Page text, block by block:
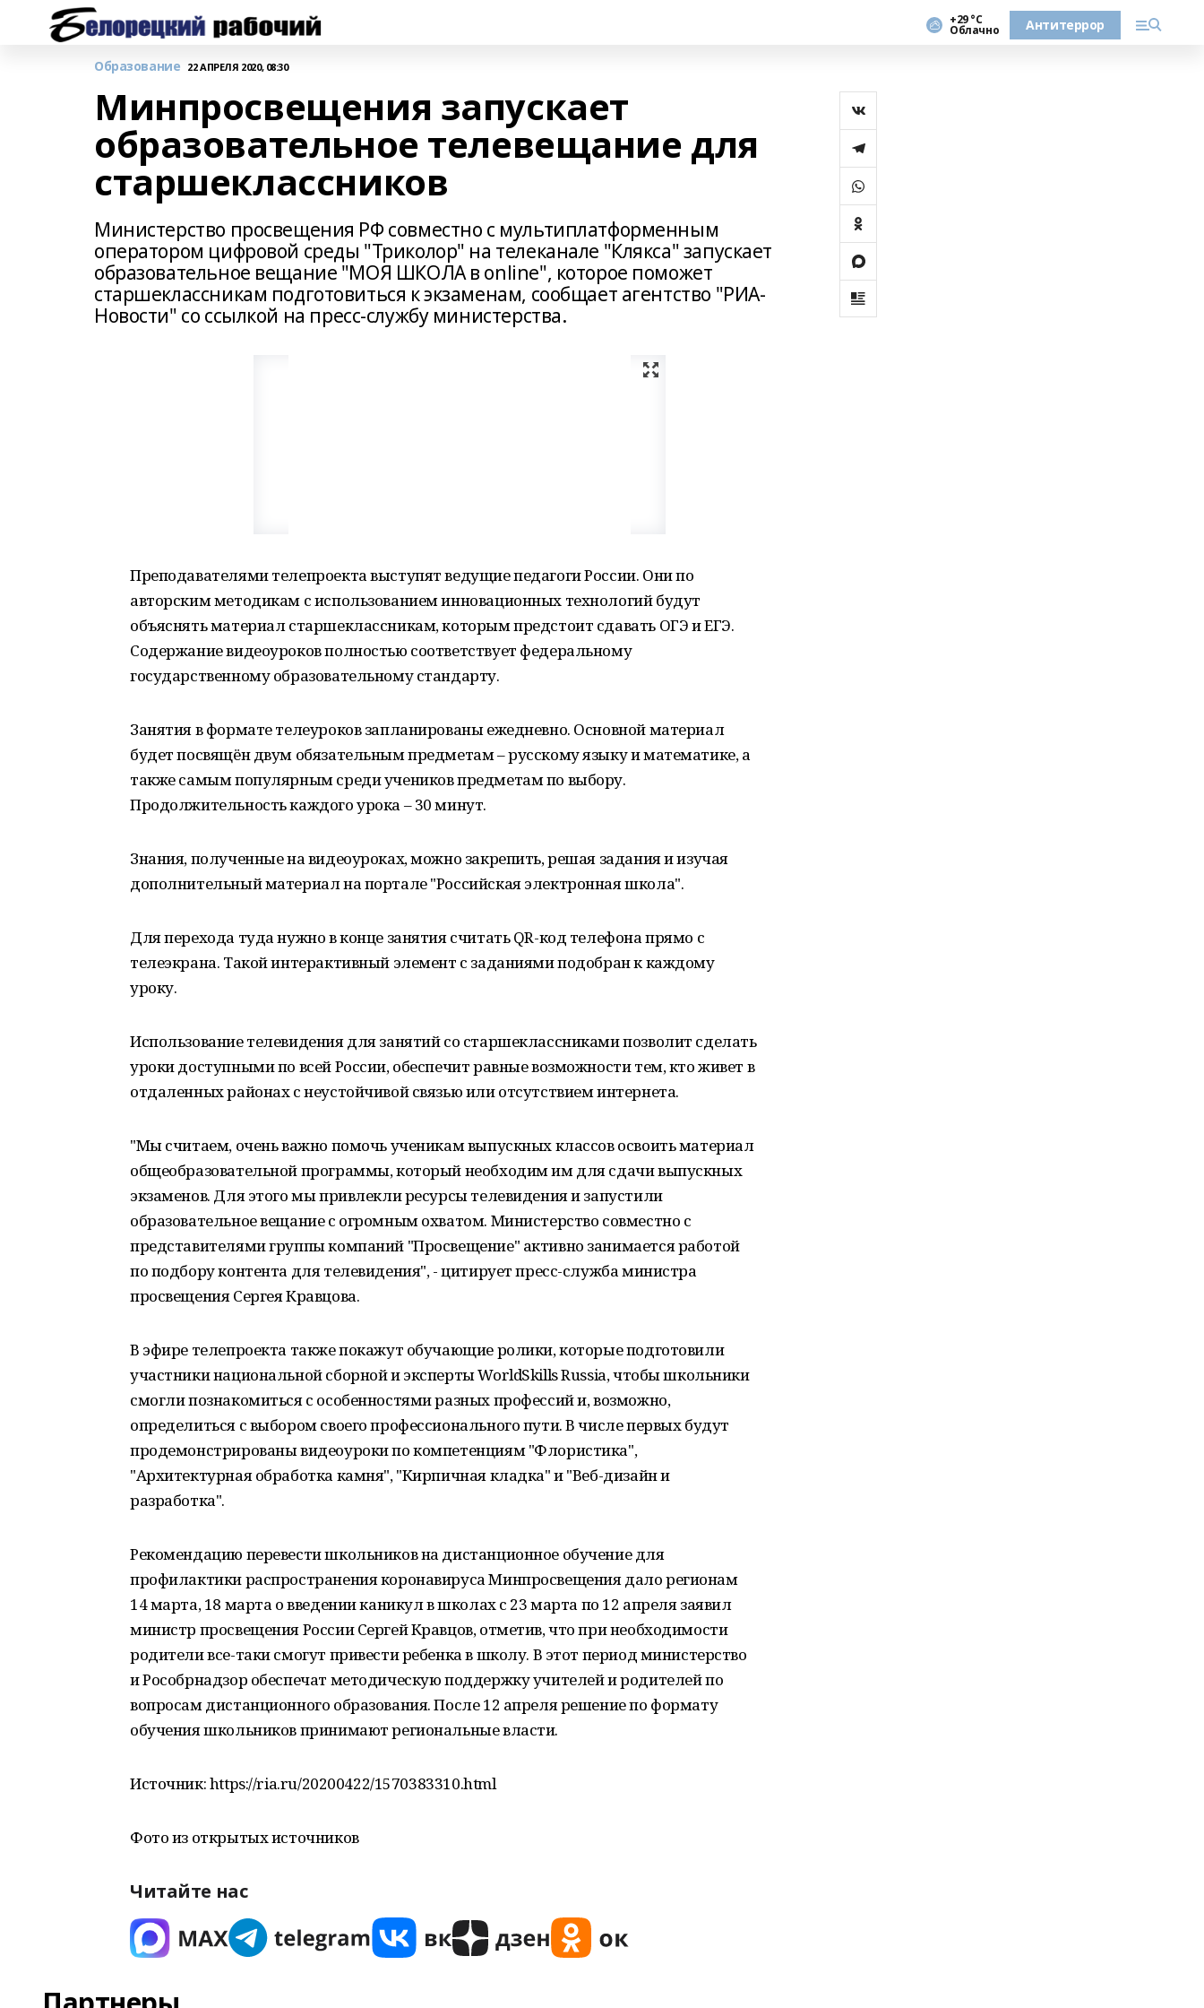
+29 °С
Облачно Антитеррор
Образование 22 АПРЕЛЯ 2020, 08:30
Минпросвещения запускает
образовательное телевещание для
старшеклассников
Министерство просвещения РФ совместно с мультиплатформенным
оператором цифровой среды "Триколор" на телеканале "Клякса" запускает
образовательное вещание "МОЯ ШКОЛА в online", которое поможет
старшеклассникам подготовиться к экзаменам, сообщает агентство "РИА-
Новости" со ссылкой на пресс-службу министерства.
Преподавателями телепроекта выступят ведущие педагоги России. Они по
авторским методикам с использованием инновационных технологий будут
объяснять материал старшеклассникам, которым предстоит сдавать ОГЭ и ЕГЭ.
Содержание видеоуроков полностью соответствует федеральному
государственному образовательному стандарту.
Занятия в формате телеуроков запланированы ежедневно. Основной материал
будет посвящён двум обязательным предметам – русскому языку и математике, а
также самым популярным среди учеников предметам по выбору.
Продолжительность каждого урока – 30 минут.
Знания, полученные на видеоуроках, можно закрепить, решая задания и изучая
дополнительный материал на портале "Российская электронная школа".
Для перехода туда нужно в конце занятия считать QR-код телефона прямо с
телеэкрана. Такой интерактивный элемент с заданиями подобран к каждому
уроку.
Использование телевидения для занятий со старшеклассниками позволит сделать
уроки доступными по всей России, обеспечит равные возможности тем, кто живет в
отдаленных районах с неустойчивой связью или отсутствием интернета.
"Мы считаем, очень важно помочь ученикам выпускных классов освоить материал
общеобразовательной программы, который необходим им для сдачи выпускных
экзаменов. Для этого мы привлекли ресурсы телевидения и запустили
образовательное вещание с огромным охватом. Министерство совместно с
представителями группы компаний "Просвещение" активно занимается работой
по подбору контента для телевидения", - цитирует пресс-служба министра
просвещения Сергея Кравцова.
В эфире телепроекта также покажут обучающие ролики, которые подготовили
участники национальной сборной и эксперты WorldSkills Russia, чтобы школьники
смогли познакомиться с особенностями разных профессий и, возможно,
определиться с выбором своего профессионального пути. В числе первых будут
продемонстрированы видеоуроки по компетенциям "Флористика",
"Архитектурная обработка камня", "Кирпичная кладка" и "Веб-дизайн и
разработка".
Рекомендацию перевести школьников на дистанционное обучение для
профилактики распространения коронавируса Минпросвещения дало регионам
14 марта, 18 марта о введении каникул в школах с 23 марта по 12 апреля заявил
министр просвещения России Сергей Кравцов, отметив, что при необходимости
родители все-таки смогут привести ребенка в школу. В этот период министерство
и Рособрнадзор обеспечат методическую поддержку учителей и родителей по
вопросам дистанционного образования. После 12 апреля решение по формату
обучения школьников принимают региональные власти.
Источник: https://ria.ru/20200422/1570383310.html
Фото из открытых источников
Читайте нас